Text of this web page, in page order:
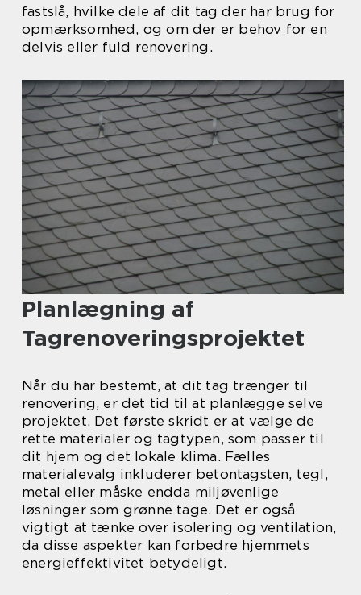
fastslå, hvilke dele af dit tag der har brug for
opmærksomhed, og om der er behov for en
delvis eller fuld renovering.
Planlægning af
Tagrenoveringsprojektet
Når du har bestemt, at dit tag trænger til
renovering, er det tid til at planlægge selve
projektet. Det første skridt er at vælge de
rette materialer og tagtypen, som passer til
dit hjem og det lokale klima. Fælles
materialevalg inkluderer betontagsten, tegl,
metal eller måske endda miljøvenlige
løsninger som grønne tage. Det er også
vigtigt at tænke over isolering og ventilation,
da disse aspekter kan forbedre hjemmets
energieffektivitet betydeligt.